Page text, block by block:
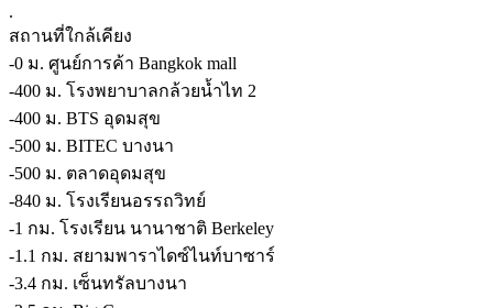
.
สถานที่ใกล้เคียง
-0 ม. ศูนย์การค้า Bangkok mall
-400 ม. โรงพยาบาลกล้วยน้ำไท 2
-400 ม. BTS อุดมสุข
-500 ม. BITEC บางนา
-500 ม. ตลาดอุดมสุข
-840 ม. โรงเรียนอรรถวิทย์
-1 กม. โรงเรียน นานาชาติ Berkeley
-1.1 กม. สยามพาราไดซ์ไนท์บาซาร์
-3.4 กม. เซ็นทรัลบางนา